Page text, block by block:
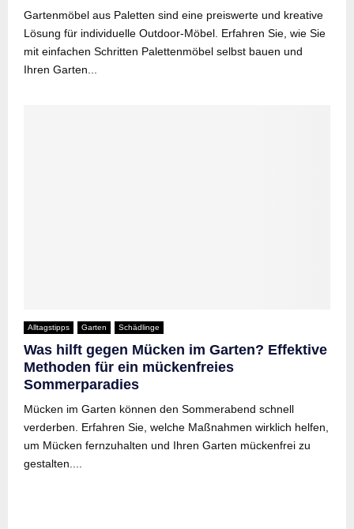
Gartenmöbel aus Paletten sind eine preiswerte und kreative
Lösung für individuelle Outdoor-Möbel. Erfahren Sie, wie Sie
mit einfachen Schritten Palettenmöbel selbst bauen und
Ihren Garten...
Alltagstipps Garten Schädlinge
Was hilft gegen Mücken im Garten? Effektive
Methoden für ein mückenfreies
Sommerparadies
Mücken im Garten können den Sommerabend schnell
verderben. Erfahren Sie, welche Maßnahmen wirklich helfen,
um Mücken fernzuhalten und Ihren Garten mückenfrei zu
gestalten....